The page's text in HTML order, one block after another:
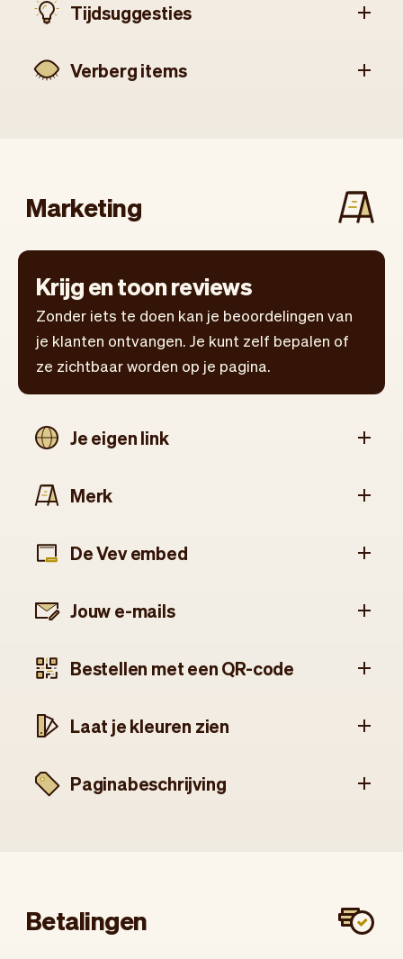
Tijdsuggesties
Verberg items
Marketing
Krijg en toon reviews
Zonder iets te doen kan je beoordelingen van
je klanten ontvangen. Je kunt zelf bepalen of
ze zichtbaar worden op je pagina.
Je eigen link
Merk
De Vev embed
Jouw e-mails
Bestellen met een QR-code
Laat je kleuren zien
Paginabeschrijving
Betalingen